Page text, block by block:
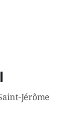
et aspergée
Jérôme